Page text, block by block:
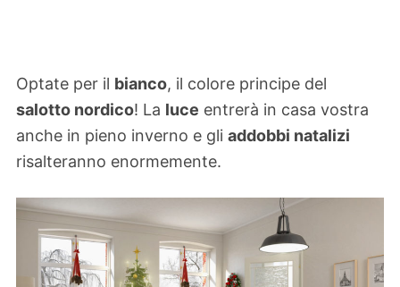
Optate per il bianco, il colore principe del
salotto nordico! La luce entrerà in casa vostra
anche in pieno inverno e gli addobbi natalizi
risalteranno enormemente.